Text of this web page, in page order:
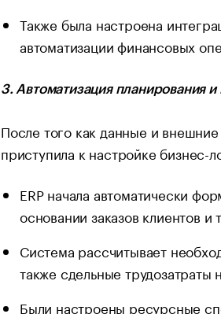
Также была настроена
автоматизации финансовых
3. Автоматизация планирования и
После того как данные и
приступила к настройке бизнес-
ERP начала автоматически
основании заказов клиентов и
Система рассчитывает
также сдельные трудозатраты
Были настроены ресурсные